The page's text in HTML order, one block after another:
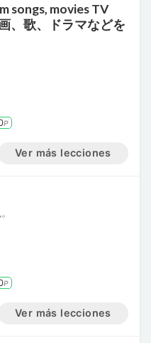
songs, movies TV
、歌、ドラマなどを
P
Ver más lecciones
P
Ver más lecciones